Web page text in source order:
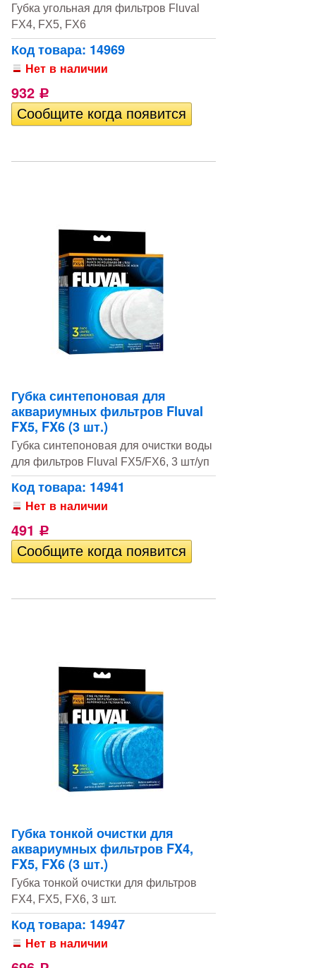
Губка угольная для фильтров Fluval
FX4, FX5, FX6
Код товара: 14969
Нет в наличии
932 Р
Губка синтепоновая для
аквариумных фильтров Fluval
FX5, FX6 (3 шт.)
Губка синтепоновая для очистки воды
для фильтров Fluval FX5/FX6, 3 шт/уп
Код товара: 14941
Нет в наличии
491 Р
Губка тонкой очистки для
аквариумных фильтров FX4,
FX5, FX6 (3 шт.)
Губка тонкой очистки для фильтров
FX4, FX5, FX6, 3 шт.
Код товара: 14947
Нет в наличии